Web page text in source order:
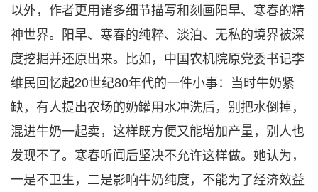
以外，作者更用诸多细节描写和刻画阳早、寒春的精
神世界。阳早、寒春的纯粹、淡泊、无私的境界被深
度挖掘并还原出来。比如，中国农机院原党委书记李
维民回忆起20世纪80年代的一件小事：当时牛奶紧
缺，有人提出农场的奶罐用水冲洗后，别把水倒掉，
混进牛奶一起卖，这样既方便又能增加产量，别人也
发现不了。寒春听闻后坚决不允许这样做。她认为，
一是不卫生，二是影响牛奶纯度，不能为了经济效益